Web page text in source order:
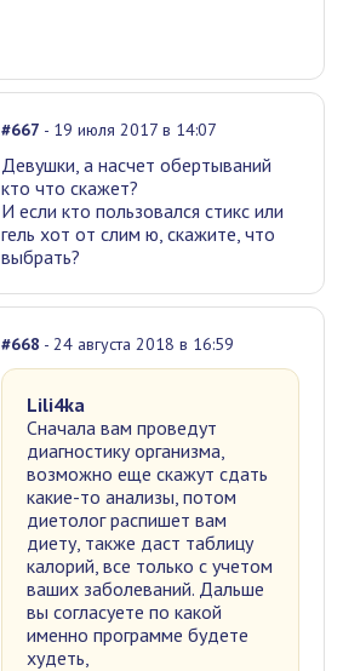
#667 - 19 июля 2017 в 14:07
Девушки, а насчет обертываний
кто что скажет?
И если кто пользовался стикс или
гель хот от слим ю, скажите, что
выбрать?
#668 - 24 августа 2018 в 16:59
Lili4ka
Сначала вам проведут
диагностику организма,
возможно еще скажут сдать
какие-то анализы, потом
диетолог распишет вам
диету, также даст таблицу
калорий, все только с учетом
ваших заболеваний. Дальше
вы согласуете по какой
именно программе будете
худеть,